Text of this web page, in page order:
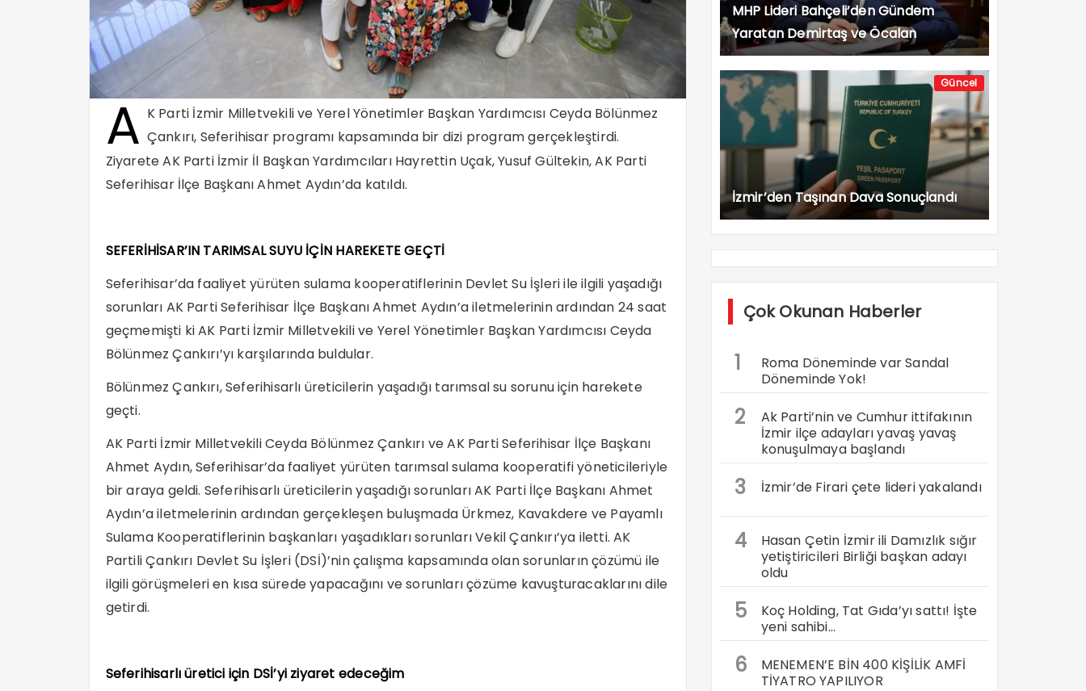
A K Parti İzmir Milletvekili ve Yerel Yönetimler Başkan Yardımcısı Ceyda Bölünmez
Çankırı, Seferihisar programı kapsamında bir dizi program gerçekleştirdi.
Ziyarete AK Parti İzmir İl Başkan Yardımcıları Hayrettin Uçak, Yusuf Gültekin, AK Parti
Seferihisar İlçe Başkanı Ahmet Aydın’da katıldı.
SEFERİHİSAR’IN TARIMSAL SUYU İÇİN HAREKETE GEÇTİ
Seferihisar’da faaliyet yürüten sulama kooperatiflerinin Devlet Su İşleri ile ilgili yaşadığı
sorunları AK Parti Seferihisar İlçe Başkanı Ahmet Aydın’a iletmelerinin ardından 24 saat
geçmemişti ki AK Parti İzmir Milletvekili ve Yerel Yönetimler Başkan Yardımcısı Ceyda
Bölünmez Çankırı’yı karşılarında buldular.
Bölünmez Çankırı, Seferihisarlı üreticilerin yaşadığı tarımsal su sorunu için harekete
geçti.
AK Parti İzmir Milletvekili Ceyda Bölünmez Çankırı ve AK Parti Seferihisar İlçe Başkanı
Ahmet Aydın, Seferihisar’da faaliyet yürüten tarımsal sulama kooperatifi yöneticileriyle
bir araya geldi. Seferihisarlı üreticilerin yaşadığı sorunları AK Parti İlçe Başkanı Ahmet
Aydın’a iletmelerinin ardından gerçekleşen buluşmada Ürkmez, Kavakdere ve Payamlı
Sulama Kooperatiflerinin başkanları yaşadıkları sorunları Vekil Çankırı’ya iletti. AK
Partili Çankırı Devlet Su İşleri (DSİ)’nin çalışma kapsamında olan sorunların çözümü ile
ilgili görüşmeleri en kısa sürede yapacağını ve sorunları çözüme kavuşturacaklarını dile
getirdi.
Seferihisarlı üretici için DSİ’yi ziyaret edeceğim
MHP Lideri Bahçeli’den Gündem
Yaratan Demirtaş ve Öcalan
Açıklaması
Güncel
İzmir’den Taşınan Dava Sonuçlandı
Çok Okunan Haberler
1
Roma Döneminde var Sandal
Döneminde Yok!
2
Ak Parti’nin ve Cumhur ittifakının
İzmir ilçe adayları yavaş yavaş
konuşulmaya başlandı
3 İzmir’de Firari çete lideri yakalandı
4
Hasan Çetin İzmir ili Damızlık sığır
yetiştiricileri Birliği başkan adayı
oldu
5
Koç Holding, Tat Gıda’yı sattı! İşte
yeni sahibi…
6
MENEMEN’E BİN 400 KİŞİLİK AMFİ
TİYATRO YAPILIYOR